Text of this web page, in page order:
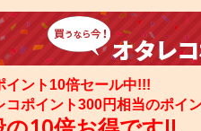
イント10倍セール中!!!
コポイント300円相当のポイ